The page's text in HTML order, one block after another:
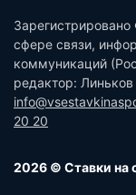
сфере связи,
коммуникаций
редактор:
20 20
2026 © Ставки на